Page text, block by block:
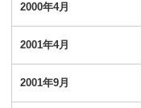
2000年4月
2001年4月
2001年9月